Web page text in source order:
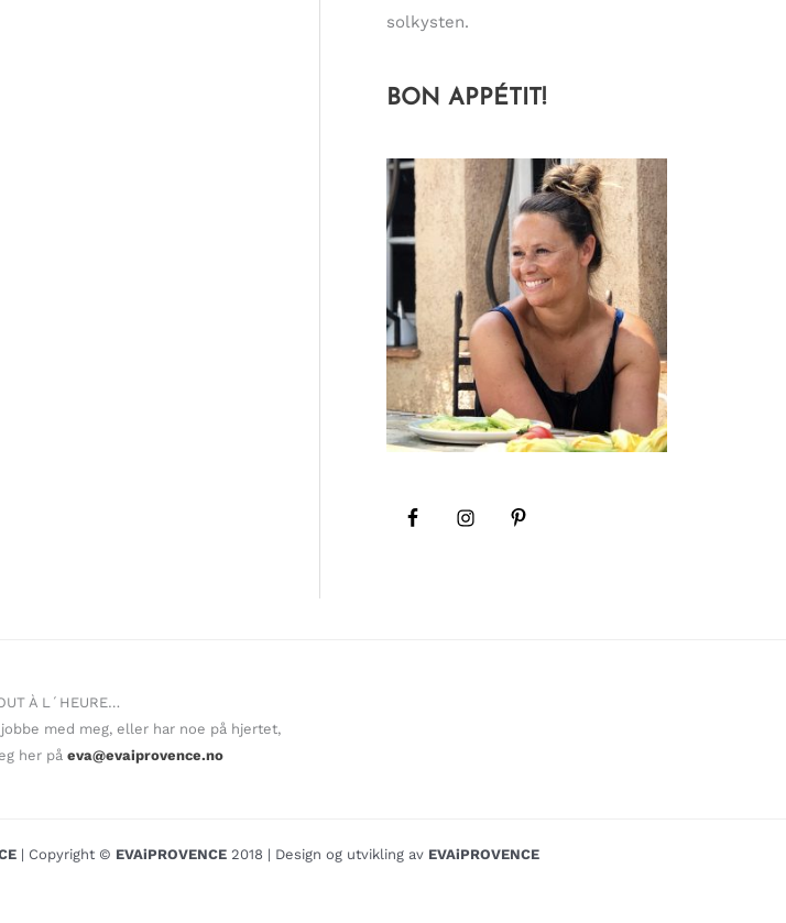
solkysten.
BON APPÉTIT!
À L´HEURE…
med meg, eller har noe på hjertet,
her på eva@evaiprovence.no
| Copyright © EVAiPROVENCE 2018 | Design og utvikling av EVAiPROVENCE